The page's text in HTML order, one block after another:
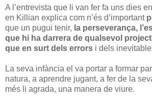
A l’entrevista que li van fer fa uns dies
en Killian explica com n’és d’important
que un pugui tenir, la perseverança,
que hi ha darrera de qualsevol
que en surt dels errors i dels
La seva infància el va portar a formar
natura, a aprendre jugant, a fer de la
més li agrada, una manera de viure.